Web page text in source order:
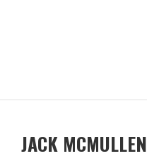
JACK MCMULLEN